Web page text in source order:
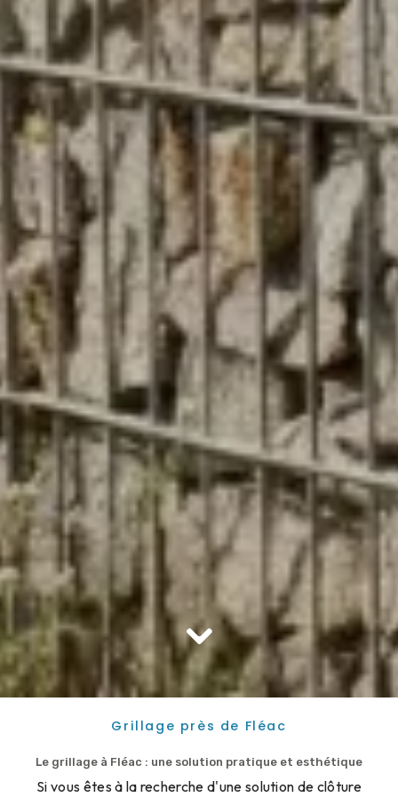
Grillage près de Fléac
Le grillage à Fléac : une solution pratique et esthétique
Si vous êtes à la recherche d'une solution de clôture